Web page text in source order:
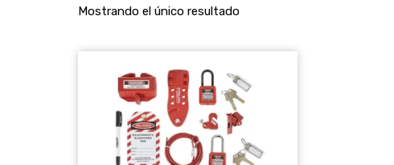
Mostrando el único resultado